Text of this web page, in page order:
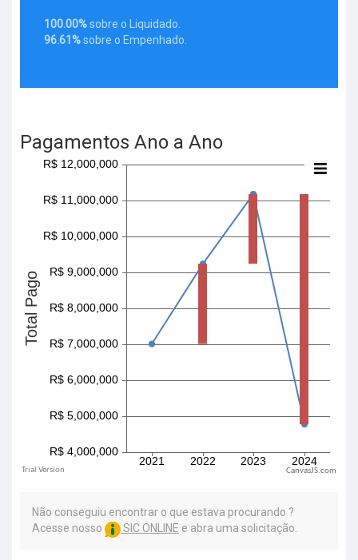
100.00%sobre o Liquidado.
96.61%sobre o Empenhado.
Pagamentos Ano a Ano
CanvasJS.com
Não conseguiu encontrar o que estava procurando ?
Acesse nosso
SIC ONLINE e abra uma solicitação.